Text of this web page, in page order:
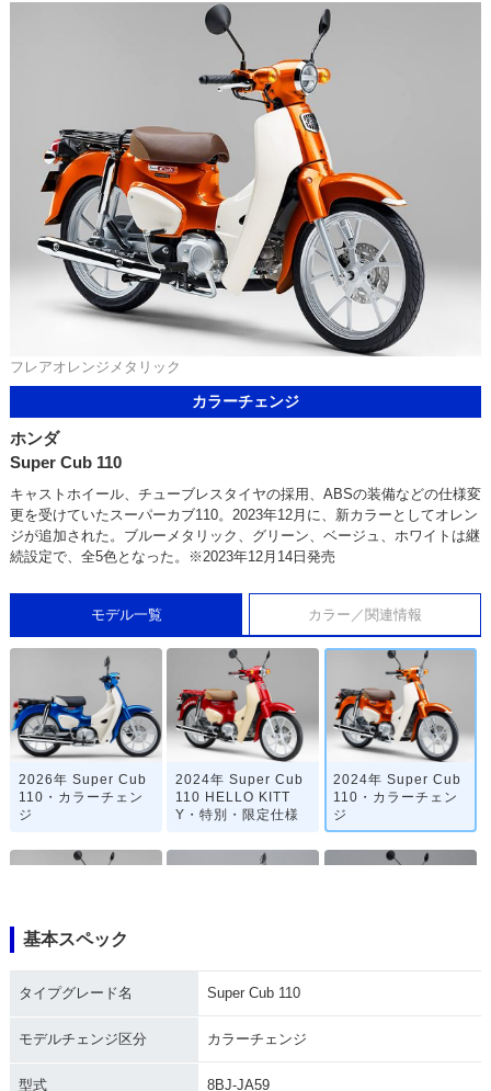
フレアオレンジメタリック
カラーチェンジ
ホンダ
Super Cub 110
キャストホイール、チューブレスタイヤの採用、ABSの装備などの仕様変
更を受けていたスーパーカブ110。2023年12月に、新カラーとしてオレン
ジが追加された。ブルーメタリック、グリーン、ベージュ、ホワイトは継
続設定で、全5色となった。※2023年12月14日発売
モデル一覧 カラー／関連情報
2026年 Super Cub
110・カラーチェン
ジ
2024年 Super Cub
110 HELLO KITT
Y・特別・限定仕様
2024年 Super Cub
110・カラーチェン
ジ
110・マイナーチェ
110「天気の子」ve
基本スペック
タイプグレード名 Super Cub 110
モデルチェンジ区分 カラーチェンジ
型式 8BJ-JA59